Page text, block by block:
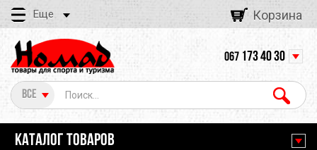
Еще Корзина
Все
067 173 40 30
КАТАЛОГ ТОВАРОВ